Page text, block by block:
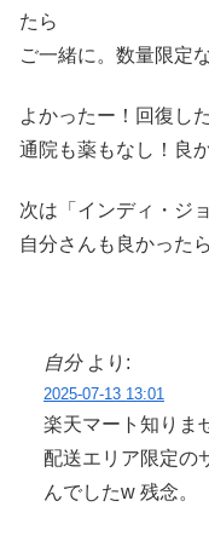
たら
ご一緒に。数量限定
よかったー！回復し
通院も薬もなし！良
次は「インディ・ジ
自分さんも良かった
自分 より:
2025-07-13 13:01
楽天マート知りま
配送エリア限定の
んでしたw 残念。